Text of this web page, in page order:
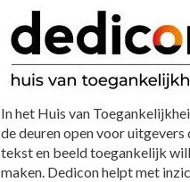
In het Huis van
de deuren open voor uitgevers
tekst en beeld toegankelijk
maken. Dedicon helpt met